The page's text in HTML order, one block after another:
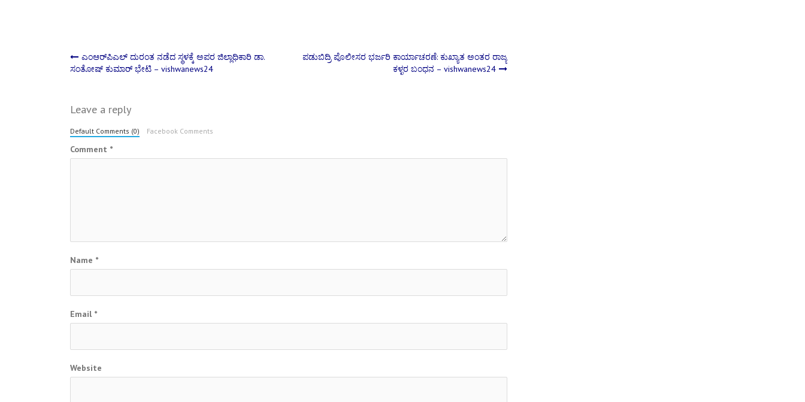
Post
ಎಂಆರ್‌ಪಿಎಲ್‌ ದುರಂತ ನಡೆದ ಸ್ಥಳಕ್ಕೆ ಅಪರ ಜಿಲ್ಲಾಧಿಕಾರಿ ಡಾ.
ಸಂತೋಷ್ ಕುಮಾರ್ ಭೇಟಿ‌ – vishwanews24
ಪಡುಬಿದ್ರಿ ಪೊಲೀಸರ ಭರ್ಜರಿ ಕಾರ್ಯಾಚರಣೆ: ಕುಖ್ಯಾತ ಅಂತರ ರಾಜ್ಯ
ಕಳ್ಳರ ಬಂಧನ – vishwanews24
Leave a reply
Default Comments (0) Facebook Comments
Comment *
Name *
Email *
Website